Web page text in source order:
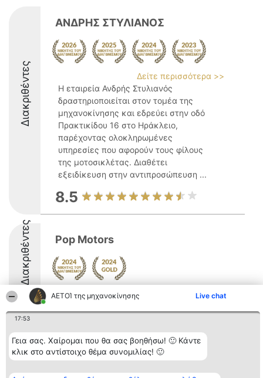
ΑΕΤΟΊ της μηχανοκίνησης Live chat
17:53
Γεια σας. Χαίρομαι που θα σας βοηθήσω! 🙂 Κάντε
κλικ στο αντίστοιχο θέμα συνομιλίας! 🙂
Διακριθέντες
ΑΝΔΡΗΣ ΣΤΥΛΙΑΝΟΣ
Δείτε περισσότερα >>
Η εταιρεία Ανδρής Στυλιανός
δραστηριοποιείται στον τομέα της
μηχανοκίνησης και εδρεύει στην οδό
Πρακτικίδου 16 στο Ηράκλειο,
παρέχοντας ολοκληρωμένες
υπηρεσίες που αφορούν τους φίλους
της μοτοσικλέτας. Διαθέτει
εξειδίκευση στην αντιπροσώπευση ...
8.5
Διακριθέντες Pop Motors
Διοργανωτής της
κατάταξης
BEAUTIFUL COMPANY
ΤΗΛ. ΕΠΙΚΟΙΝΩΝΙΑΣ:
Κατάταξη
Διακριθέντες
Λίστα όλων
διακριθέντων
Επικοινωνία